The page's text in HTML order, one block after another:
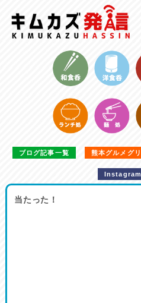
ブログ記事一覧 熊本グルメグリ
Instagram
当たった！